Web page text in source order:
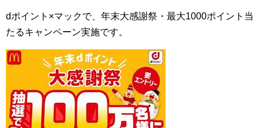
dポイント×マックで、年末大感謝祭・最大1000ポイント当
たるキャンペーン実施です。